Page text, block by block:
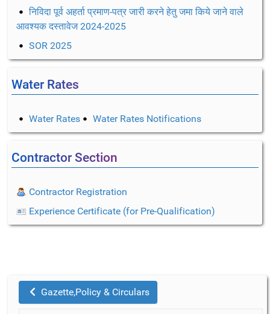
निविदा पूर्व अहर्ता प्रमाण-पत्र जारी करने हेतु जमा किये जाने वाले
आवश्यक दस्तावेज 2024-2025
SOR 2025
Water Rates
Water Rates Water Rates Notifications
Contractor Section
Contractor Registration
Experience Certificate (for Pre-Qualification)
Gazette,Policy & Circulars